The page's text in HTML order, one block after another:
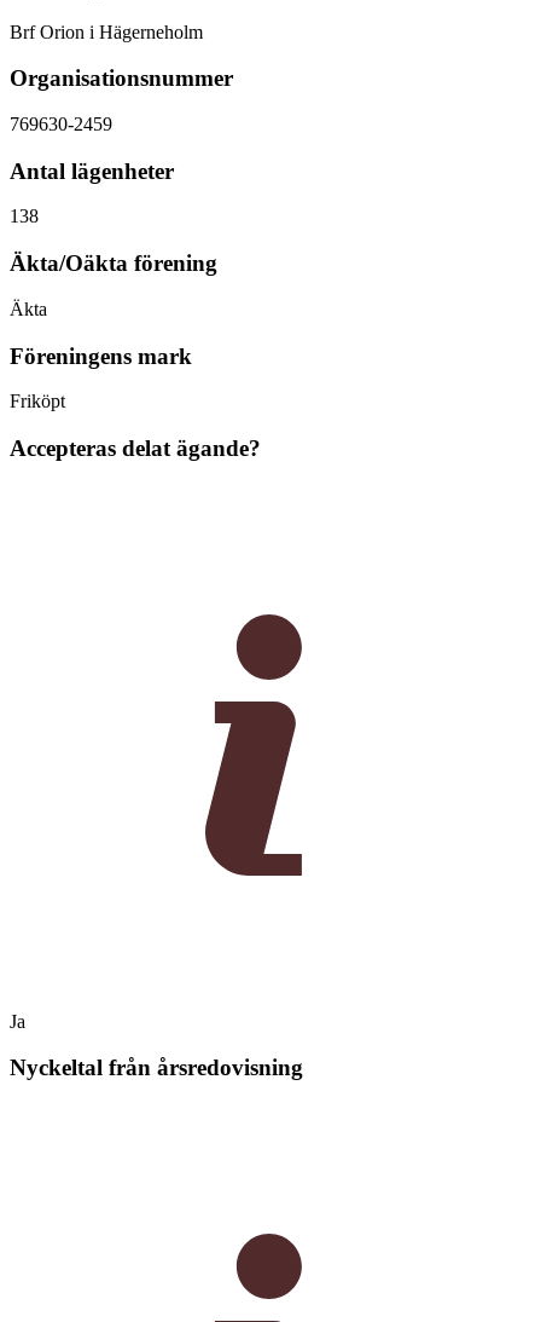
Brf Orion i Hägerneholm
Organisationsnummer
769630-2459
Antal lägenheter
138
Äkta/Oäkta förening
Äkta
Föreningens mark
Friköpt
Accepteras delat ägande?
Ja
Nyckeltal från årsredovisning